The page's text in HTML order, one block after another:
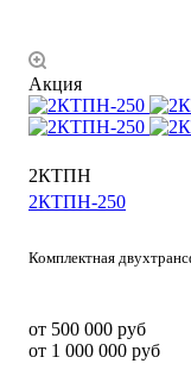
Акция
2КТПН
2КТПН-250
Комплектная
от 500 000 руб
от 1 000 000 руб